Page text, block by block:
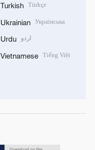
Turkish Türkçe
Ukrainian Українська
Urdu اردو
Vietnamese Tiếng Việt